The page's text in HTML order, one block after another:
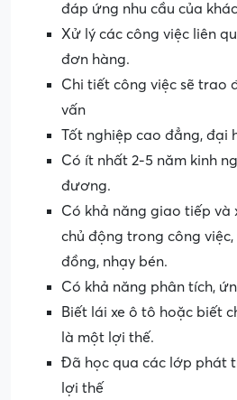
đáp ứng nhu cầu của
Xử lý các công việc liên
đơn hàng.
Chi tiết công việc sẽ trao
vấn
Tốt nghiệp cao đẳng, đại
Có ít nhất 2-5 năm kinh
đương.
Có khả năng giao tiếp và
chủ động trong công
đồng, nhạy bén.
Có khả năng phân tích,
Biết lái xe ô tô hoặc biết
là một lợi thế.
Đã học qua các lớp phát
lợi thế